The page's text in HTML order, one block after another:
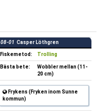
08-01 Casper Löthgren
Fiskemetod: Trolling
Bästa bete:
Wobbler mellan (11-
20 cm)
Frykens (Fryken inom Sunne
kommun)